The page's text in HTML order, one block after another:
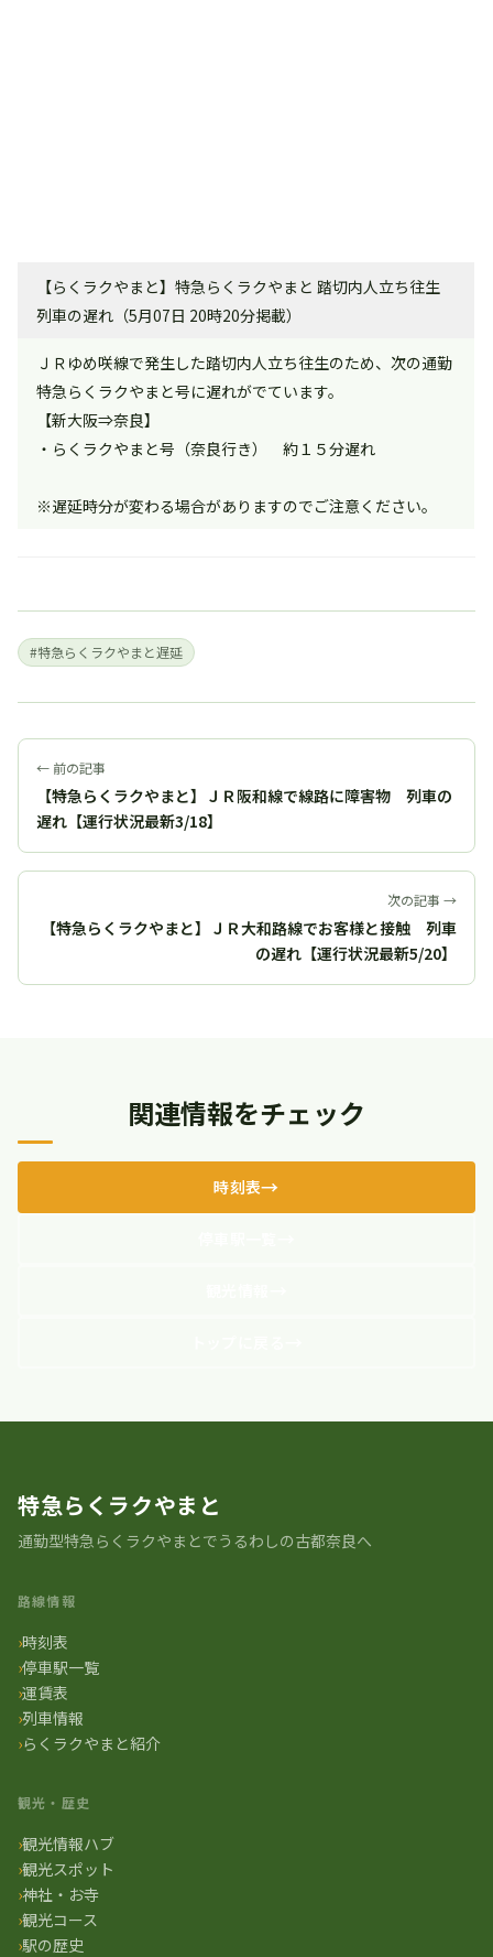
【らくラクやまと】特急らくラクやまと 踏切内人立ち往生
列車の遅れ（5月07日 20時20分掲載）
ＪＲゆめ咲線で発生した踏切内人立ち往生のため、次の通勤
特急らくラクやまと号に遅れがでています。
【新大阪⇒奈良】
・らくラクやまと号（奈良行き） 約１５分遅れ
※遅延時分が変わる場合がありますのでご注意ください。
#特急らくラクやまと遅延
← 前の記事
【特急らくラクやまと】ＪＲ阪和線で線路に障害物 列車の
遅れ【運行状況最新3/18】
次の記事 →
【特急らくラクやまと】ＪＲ大和路線でお客様と接触 列車
の遅れ【運行状況最新5/20】
関連情報をチェック
時刻表
特急らくラクやまと
通勤型特急らくラクやまとでうるわしの古都奈良へ
路線情報
時刻表
停車駅一覧
運賃表
列車情報
らくラクやまと紹介
観光・歴史
観光情報ハブ
観光スポット
神社・お寺
観光コース
駅の歴史